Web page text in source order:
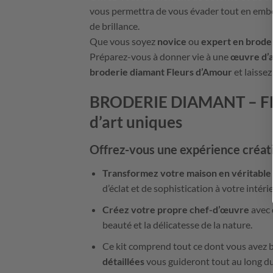
vous permettra de vous évader tout en
de brillance.
Que vous soyez novice ou expert en
Préparez-vous à donner vie à uneœuvre
broderie diamant Fleurs d’Amour et
BRODERIE DIAMANT –
d’art uniques
Offrez-vous une expérience
Transformez votre maison en véritable
d’éclat et de sophistication à votre
Créez votre propre chef-d’œuvre
beauté et la délicatesse de la nature.
Ce kit comprend tout ce dont vous avez
détailléesvous guideront tout au long